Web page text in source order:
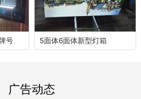
号 5面体6面体新型灯箱
广告动态